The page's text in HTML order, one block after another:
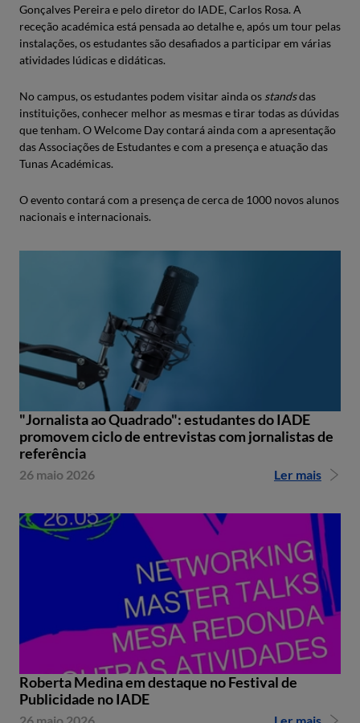
Gonçalves Pereira e pelo diretor do IADE, Carlos Rosa. A
receção académica está pensada ao detalhe e, após um tour pelas
instalações, os estudantes são desafiados a participar em várias
atividades lúdicas e didáticas.
No campus, os estudantes podem visitar ainda os standsdas
instituições, conhecer melhor as mesmas e tirar todas as dúvidas
que tenham. O Welcome Day contará ainda com a apresentação
das Associações de Estudantes e com a presença e atuação das
Tunas Académicas.
O evento contará com a presença de cerca de 1000 novos alunos
nacionais e internacionais.
"Jornalista ao Quadrado": estudantes do IADE
promovem ciclo de entrevistas com jornalistas de
referência
26 maio 2026 Ler mais
Roberta Medina em destaque no Festival de
Publicidade no IADE